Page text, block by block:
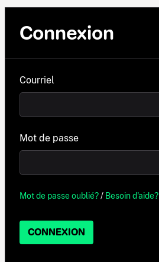
Connexion
Courriel
Mot de passe
Mot de passe oublié?/ Besoin d'aide?
CONNEXION